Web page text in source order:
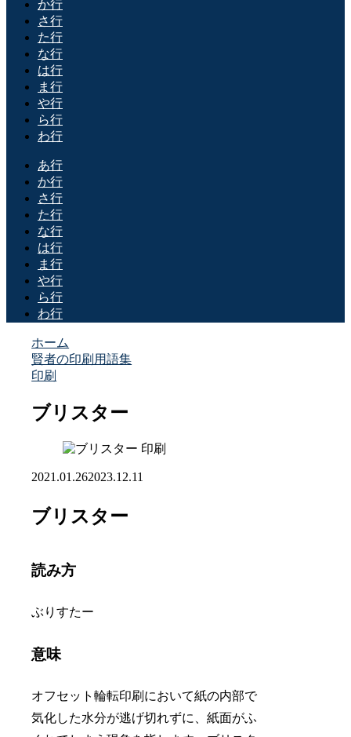
か行
さ行
た行
な行
は行
ま行
や行
ら行
わ行
あ行
か行
さ行
た行
な行
は行
ま行
や行
ら行
わ行
ホーム
賢者の印刷用語集
印刷
ブリスター
印刷
2021.01.262023.12.11
ブリスター
読み方
ぶりすたー
意味
オフセット輪転印刷において紙の内部で
気化した水分が逃げ切れずに、紙面がふ